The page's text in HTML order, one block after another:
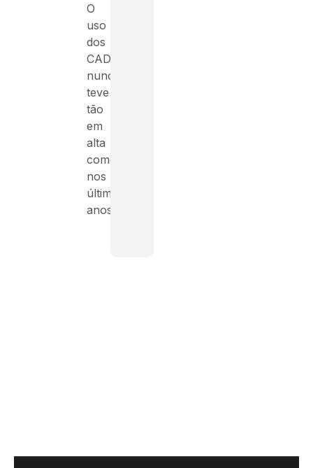
O
uso
dos
CAD’s
nunca
teve
tão
em
alta
como
nos
últimos
anos.